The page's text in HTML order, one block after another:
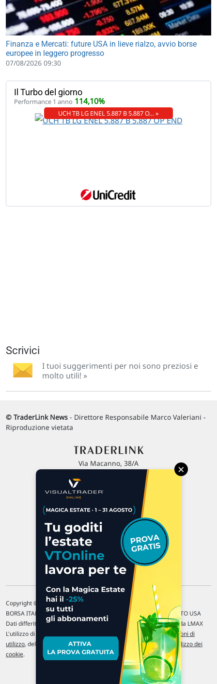
Finanza e Mercati: future USA in lieve rialzo, avvio borse
europee in leggero progresso
07/08/2026 09:30
Il Turbo del giorno
Performance 1 anno 114,10%
UCH TB LG ENEL 5.887 B 5.887 O… »
Scrivici
I tuoi suggerimenti per noi sono preziosi e
molto utili! »
© TraderLink News - Direttore Responsabile Marco Valeriani -
Riproduzione vietata
Via Macanno, 38/A
P.IVA 02 452 460 401
Chi siamo
Commenti e segnalazioni
Contattaci
Copyright © 1996-2026 Traderlink Italia s.r.l.
BORSA ITALIANA Quotazioni di borsa differite di 15 min. / MERCATO USA
Dati differiti di 15 min. (fonte Intrinio) / FOREX Quotazioni fornite da LMAX
L'utilizzo di questo sito implica l'accettazione delle nostre Condizioni di
utilizzo, del Disclaimer MAR, delle Politiche sulla privacye dell' Utilizzo dei
cookie.
×